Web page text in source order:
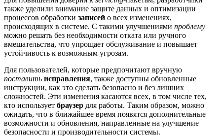
также уделили внимание защите данных и оптимизации
процессов обработки записей о всех изменениях,
происходящих в системе. С такими улучшениями проблему
можно решать без необходимости отката или ручного
вмешательства, что упрощает обслуживание и повышает
устойчивость к возможным угрозам.
Для пользователей, которые предпочитают вручную
поставить исправления, также доступны обновленные
инструкции, как это сделать безопасно и без лишних
сложностей. Эти изменения касаются всех, в том числе тех,
кто использует браузер для работы. Таким образом, можно
ожидать, что в ближайшее время появятся дополнительные
возможности и обновления, направленные на улучшение
безопасности и производительности системы.